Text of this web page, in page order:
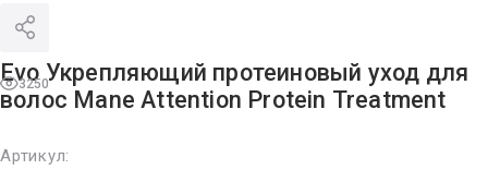
3250
Evo Укрепляющий протеиновый уход для
волос Mane Attention Protein Treatment
Артикул: